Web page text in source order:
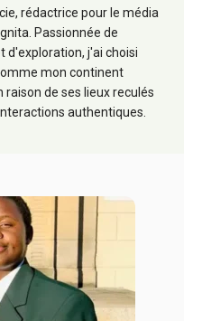
rédactrice pour le média
Passionnée de
d'exploration, j'ai choisi
mon continent
raison de ses lieux reculés
authentiques.